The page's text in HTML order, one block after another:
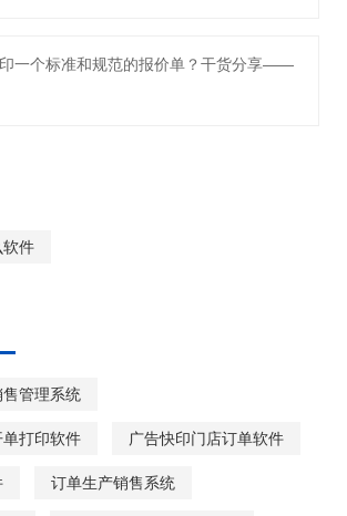
一个标准和规范的报价单？干货分享——
软件
管理系统
打印软件 广告快印门店订单软件
订单生产销售系统